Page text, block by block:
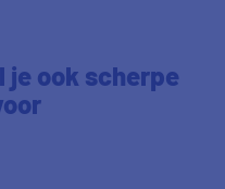
je ook scherpe